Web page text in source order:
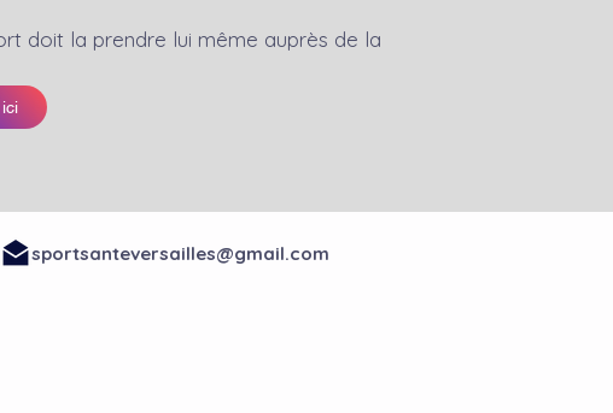
doit la prendre lui même auprès de la
sportsanteversailles@gmail.com